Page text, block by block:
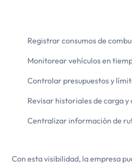
Registrar consumos de
Monitorear vehículos en
Controlar presupuestos y
Revisar historiales de carga
Centralizar información de
Con esta visibilidad, la empresa